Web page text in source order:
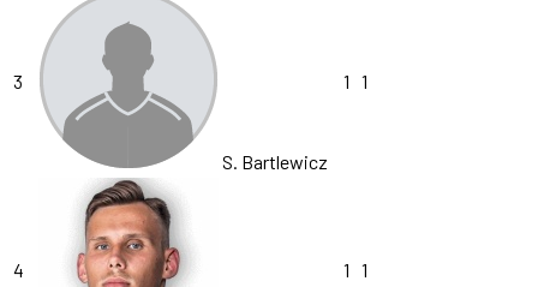
3
S. Bartlewicz
1 1
4 1 1